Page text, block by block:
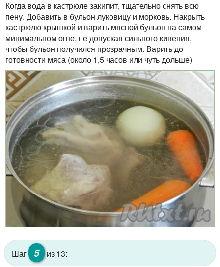
Когда вода в кастрюле закипит, тщательно снять всю
пену. Добавить в бульон луковицу и морковь. Накрыть
кастрюлю крышкой и варить мясной бульон на самом
минимальном огне, не допуская сильного кипения,
чтобы бульон получился прозрачным. Варить до
готовности мяса (около 1,5 часов или чуть дольше).
Шаг 5
из 13: